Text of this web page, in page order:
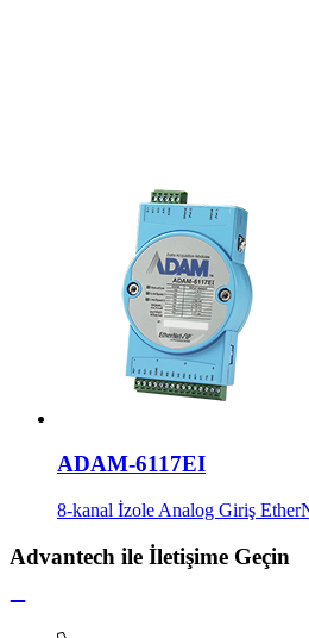
ADAM-6117EI
8-kanal İzole Analog Giriş
Advantech ile İletişime Geçin